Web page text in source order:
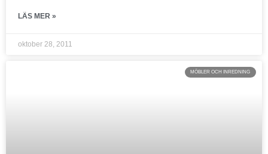
LÄS MER »
oktober 28, 2011
MÖBLER OCH INREDNING